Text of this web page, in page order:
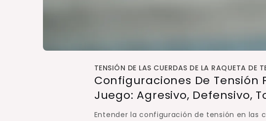
TENSIÓN DE LAS CUERDAS DE LA RAQUETA DE
Configuraciones De Tensión
Juego: Agresivo, Defensivo,
Entender la configuración de tensión en las